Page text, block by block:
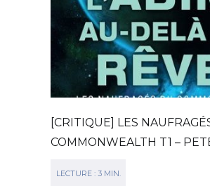
[CRITIQUE] LES
COMMONWEALTH T1 –